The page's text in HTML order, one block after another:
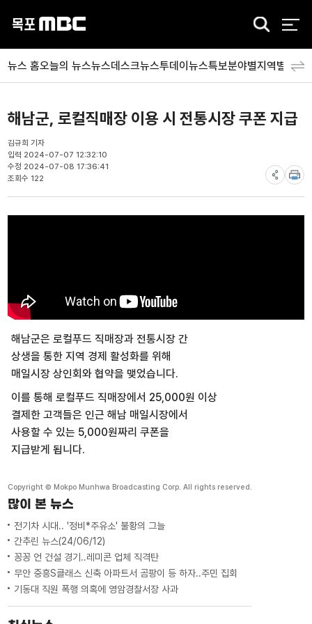
검
뉴스 홈오늘의 뉴스뉴스데스크뉴스투데이뉴스특보분야별지역별 뉴스
해남군, 로컬직매장 이용 시 전통시장 쿠폰 지급
김규희 기자
입력 2024-07-07 12:32:10
수정 2024-07-08 17:36:41
조회수 122
해남군은 로컬푸드 직매장과 전통시장 간
상생을 통한 지역 경제 활성화를 위해
매일시장 상인회와 협약을 맺었습니다.
이를 통해 로컬푸드 직매장에서 25,000원 이상
결제한 고객들은 인근 해남 매일시장에서
사용할 수 있는 5,000원짜리 쿠폰을
지급받게 됩니다.
Copyright © Mokpo Munhwa Broadcasting Corp. All rights reserved.
많이 본 뉴스
전기차 시대.. '정비*주유소' 불황의 그늘
간추린 뉴스(24/06/12)
꽁꽁 언 건설 경기..레미콘 업체 직격탄
무안 중흥S클래스 신축 아파트서 곰팡이 등 하자..주민 집회
기동대 직원 폭행 의혹에 영암경찰서장 사과